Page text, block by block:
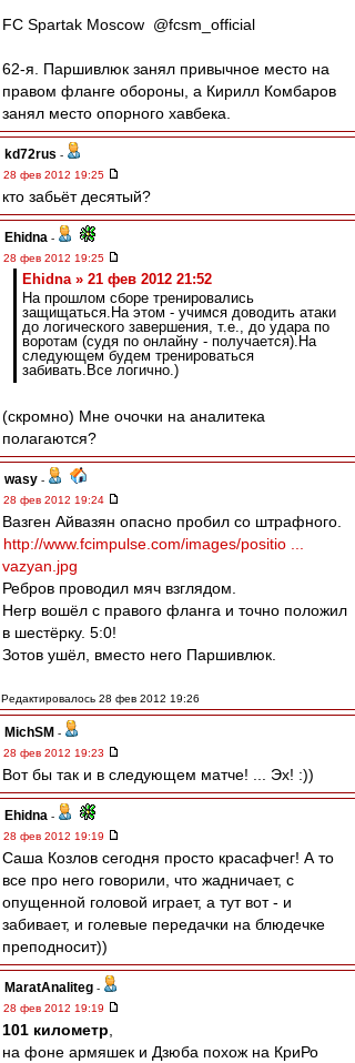
FC Spartak Moscow ‏ @fcsm_official
62-я. Паршивлюк занял привычное место на
правом фланге обороны, а Кирилл Комбаров
занял место опорного хавбека.
kd72rus -
28 фев 2012 19:25
кто забьёт десятый?
Ehidna -
28 фев 2012 19:25
Ehidna » 21 фев 2012 21:52
На прошлом сборе тренировались
защищаться.На этом - учимся доводить атаки
до логического завершения, т.е., до удара по
воротам (судя по онлайну - получается).На
следующем будем тренироваться
забивать.Все логично.)
(скромно) Мне очочки на аналитека
полагаются?
wasy -
28 фев 2012 19:24
Вазген Айвазян опасно пробил со штрафного.
http://www.fcimpulse.com/images/positio ...
vazyan.jpg
Ребров проводил мяч взглядом.
Негр вошёл с правого фланга и точно положил
в шестёрку. 5:0!
Зотов ушёл, вместо него Паршивлюк.
Редактировалось 28 фев 2012 19:26
MichSM -
28 фев 2012 19:23
Вот бы так и в следующем матче! ... Эх! :))
Ehidna -
28 фев 2012 19:19
Саша Козлов сегодня просто красафчег! А то
все про него говорили, что жадничает, с
опущенной головой играет, а тут вот - и
забивает, и голевые передачки на блюдечке
преподносит))
MaratAnaliteg -
28 фев 2012 19:19
101 километр
на фоне армяшек и Дзюба похож на КриРо